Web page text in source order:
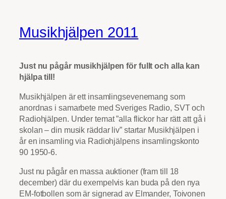
Musikhjälpen 2011
Just nu pågår musikhjälpen för fullt och alla kan
hjälpa till!
Musikhjälpen är ett insamlingsevenemang som
anordnas i samarbete med Sveriges Radio, SVT och
Radiohjälpen. Under temat ”alla flickor har rätt att gå i
skolan – din musik räddar liv” startar Musikhjälpen i
år en insamling via Radiohjälpens insamlingskonto
90 1950-6.
Just nu pågår en massa auktioner (fram till 18
december) där du exempelvis kan buda på den nya
EM-fotbollen som är signerad av Elmander, Toivonen